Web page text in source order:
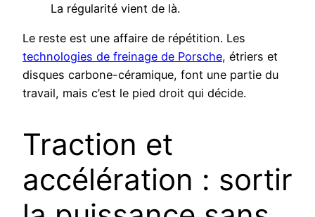
La régularité vient de là.
Le reste est une affaire de répétition. Les
technologies de freinage de Porsche, étriers et
disques carbone-céramique, font une partie du
travail, mais c’est le pied droit qui décide.
Traction et
accélération : sortir